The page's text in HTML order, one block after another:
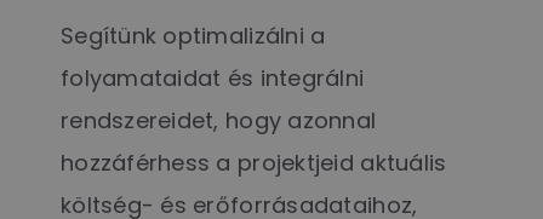
Segítünk optimalizálni a
folyamataidat és integrálni
rendszereidet, hogy azonnal
hozzáférhess a projektjeid aktuális
költség- és erőforrásadataihoz,